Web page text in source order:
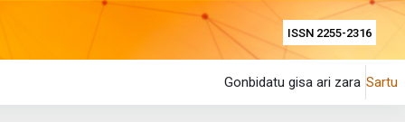
ISSN 2255-2316
Gonbidatu gisa ari zara Sartu